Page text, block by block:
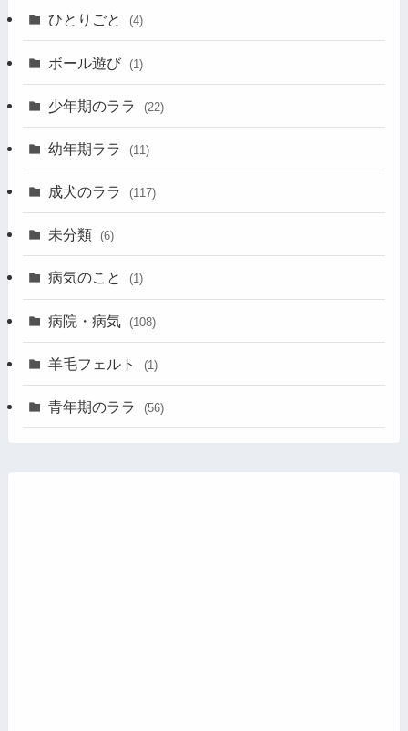
ひとりごと (4)
ボール遊び (1)
少年期のララ (22)
幼年期ララ (11)
成犬のララ (117)
未分類 (6)
病気のこと (1)
病院・病気 (108)
羊毛フェルト (1)
青年期のララ (56)